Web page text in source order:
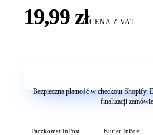
19,99 złCENA Z VAT
Bezpieczna płatność w checkout Shopify.
finalizacji
Paczkomat InPost Kurier InPost